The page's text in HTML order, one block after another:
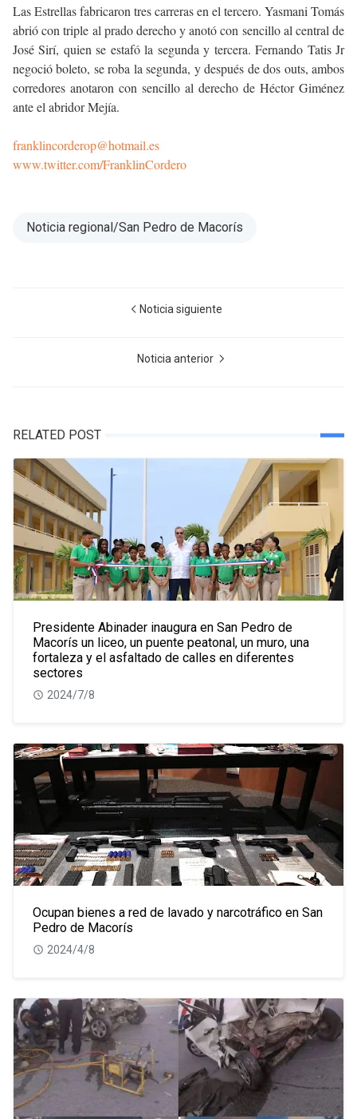
Las Estrellas fabricaron tres carreras en el tercero. Yasmani Tomás
abrió con triple al prado derecho y anotó con sencillo al central de
José Sirí, quien se estafó la segunda y tercera. Fernando Tatis Jr
negoció boleto, se roba la segunda, y después de dos outs, ambos
corredores anotaron con sencillo al derecho de Héctor Giménez
ante el abridor Mejía.
franklincorderop@hotmail.es
www.twitter.com/FranklinCordero
Noticia regional/San Pedro de Macorís
Noticia siguiente
Noticia anterior
RELATED POST
Presidente Abinader inaugura en San Pedro de
Macorís un liceo, un puente peatonal, un muro, una
fortaleza y el asfaltado de calles en diferentes
sectores
2024/7/8
Ocupan bienes a red de lavado y narcotráfico en San
Pedro de Macorís
2024/4/8